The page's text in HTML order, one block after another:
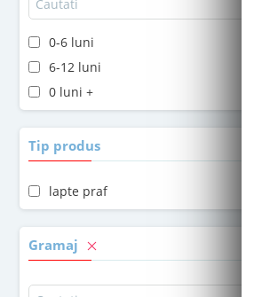
0-6 luni
6-12 luni
0 luni +
Tip produs
lapte praf
Gramaj